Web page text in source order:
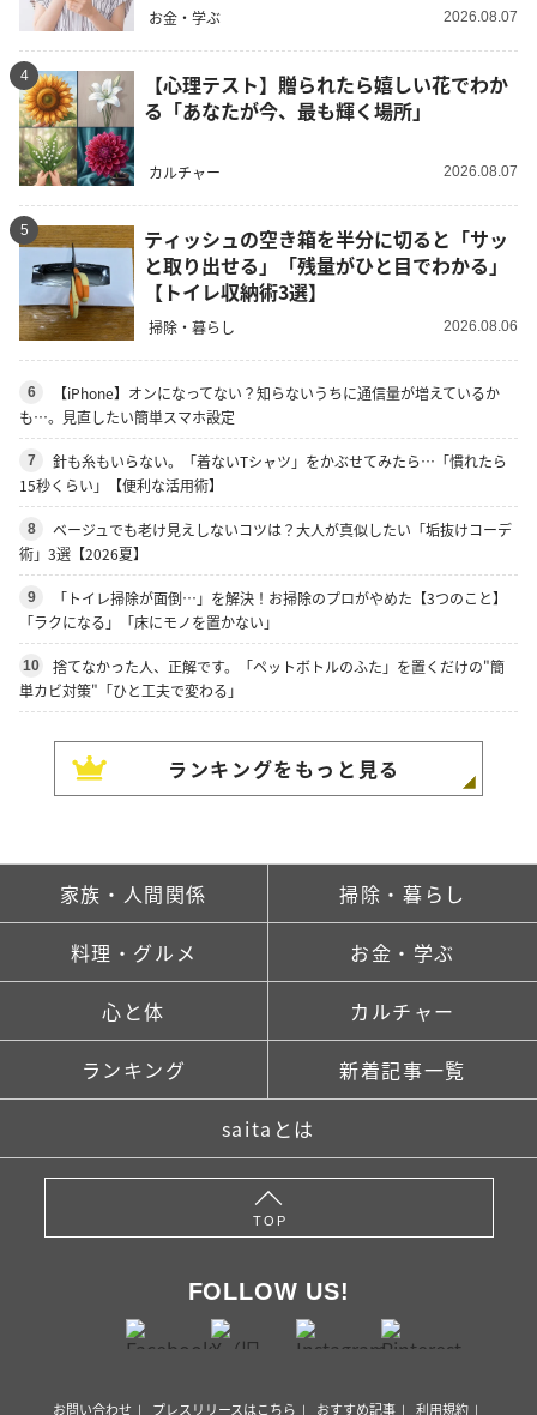
お金・学ぶ 2026.08.07
4
【心理テスト】贈られたら嬉しい花でわか
る「あなたが今、最も輝く場所」
カルチャー 2026.08.07
5
ティッシュの空き箱を半分に切ると「サッ
と取り出せる」「残量がひと目でわかる」
【トイレ収納術3選】
掃除・暮らし 2026.08.06
6
【iPhone】オンになってない？知らないうちに通信量が増えているか
も…。見直したい簡単スマホ設定
7
針も糸もいらない。「着ないTシャツ」をかぶせてみたら…「慣れたら
15秒くらい」【便利な活用術】
8
ベージュでも老け見えしないコツは？大人が真似したい「垢抜けコーデ
術」3選【2026夏】
9
「トイレ掃除が面倒…」を解決！お掃除のプロがやめた【3つのこと】
「ラクになる」「床にモノを置かない」
10
捨てなかった人、正解です。「ペットボトルのふた」を置くだけの"簡
単カビ対策"「ひと工夫で変わる」
ランキングをもっと見る
家族・人間関係 掃除・暮らし
料理・グルメ お金・学ぶ
心と体 カルチャー
ランキング 新着記事一覧
saitaとは
TOP
FOLLOW US!
お問い合わせ プレスリリースはこちら おすすめ記事 利用規約